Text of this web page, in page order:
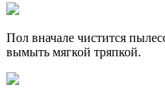
Пол вначале чистится
вымыть мягкой тряпкой.